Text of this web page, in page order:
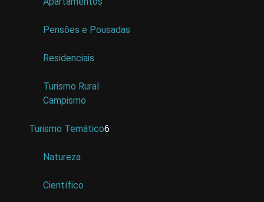
Pensões e Pousadas
Residenciais
Turismo Rural
Campismo
Turismo Temático6
Natureza
Científico